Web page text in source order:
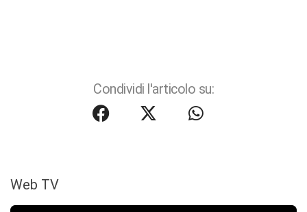
Condividi l'articolo su:
Web TV